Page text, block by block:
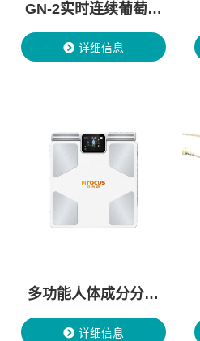
GN-2实时连续葡萄糖
监测系统
详细信息
多功能人体成分分析
仪
详细信息